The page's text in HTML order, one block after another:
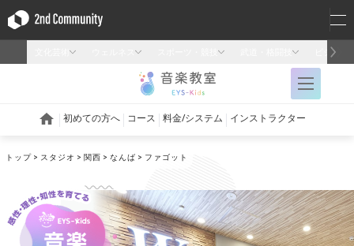
トップ スタジオ 関西 なんば ファゴット